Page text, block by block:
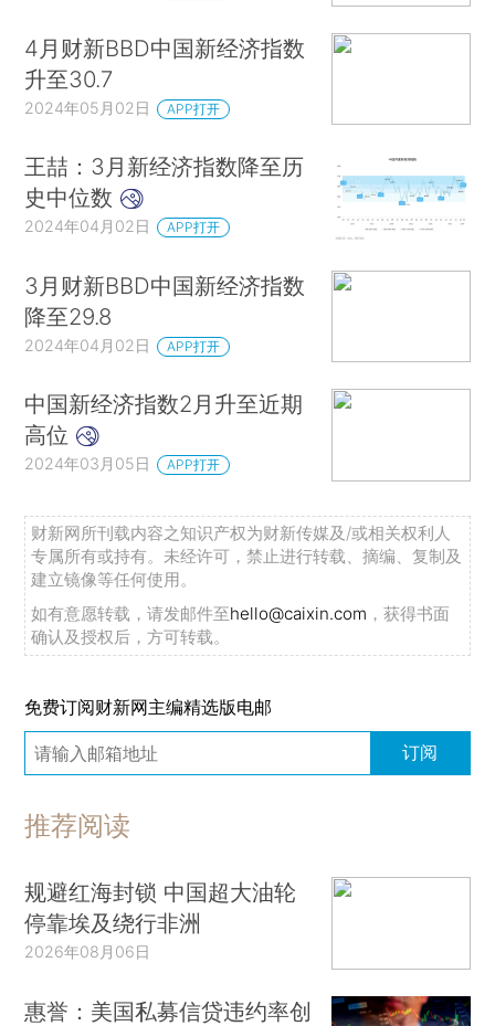
4月财新BBD中国新经济指数
升至30.7
2024年05月02日 APP打开
王喆：3月新经济指数降至历
史中位数
2024年04月02日 APP打开
3月财新BBD中国新经济指数
降至29.8
2024年04月02日 APP打开
中国新经济指数2月升至近期
高位
2024年03月05日 APP打开
财新网所刊载内容之知识产权为财新传媒及/或相关权利人
专属所有或持有。未经许可，禁止进行转载、摘编、复制及
建立镜像等任何使用。
如有意愿转载，请发邮件至hello@caixin.com ，获得书面
确认及授权后，方可转载。
免费订阅财新网主编精选版电邮
订阅
推荐阅读
规避红海封锁 中国超大油轮
停靠埃及绕行非洲
2026年08月06日
惠誉：美国私募信贷违约率创